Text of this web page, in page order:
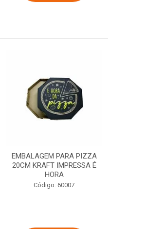
EMBALAGEM PARA PIZZA
20CM KRAFT IMPRESSA É
HORA
Código: 60007